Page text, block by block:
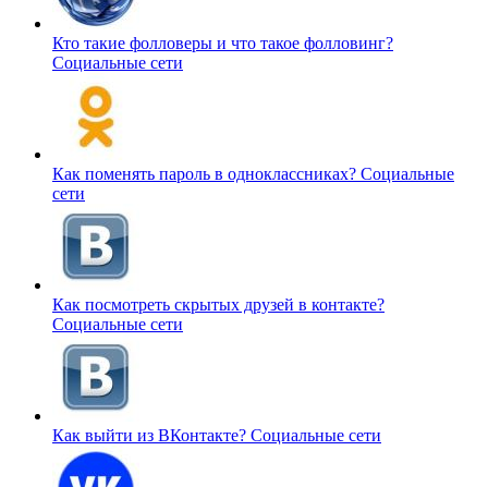
Кто такие фолловеры и что такое фолловинг?
Социальные сети
Как поменять пароль в одноклассниках? Социальные
сети
Как посмотреть скрытых друзей в контакте?
Социальные сети
Как выйти из ВКонтакте? Социальные сети